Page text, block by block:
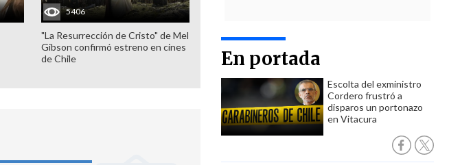
En portada
Escolta del exministro
Cordero frustró a
disparos un portonazo
en Vitacura
5406
"La Resurrección de Cristo" de Mel
Gibson confirmó estreno en cines
de Chile